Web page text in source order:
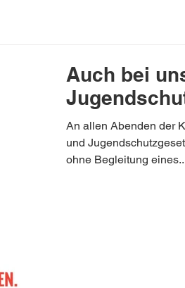
Auch bei
An allen Abenden der
und
ohne Begleitung